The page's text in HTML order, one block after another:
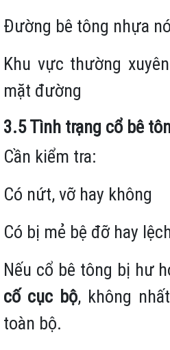
Đường bê tông nhựa
Khu vực thường
mặt đường
3.5 Tình trạng cổ bê
Cần kiểm tra:
Có nứt, vỡ hay không
Có bị mẻ bệ đỡ hay
Nếu cổ bê tông bị hư
cố cục bộ, không
toàn bộ.